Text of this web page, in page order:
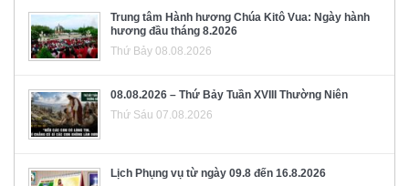
Trung tâm Hành hương Chúa Kitô Vua: Ngày hành
hương đầu tháng 8.2026
Thứ Bảy 08.08.2026
08.08.2026 – Thứ Bảy Tuần XVIII Thường Niên
Thứ Sáu 07.08.2026
Lịch Phụng vụ từ ngày 09.8 đến 16.8.2026